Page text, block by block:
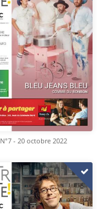
N°7 - 20 octobre 2022